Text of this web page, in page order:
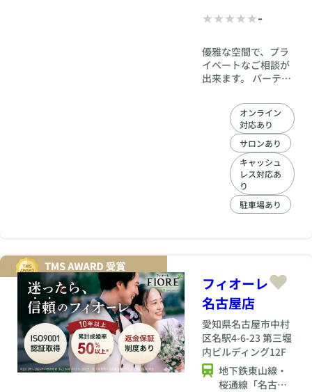
-
優雅な空間で、プラ
イベートなご相談が
出来ます。 パーティ
いイベントもサロン
で行なっています。
オンライン
対応あり
サロンあり
キャッシュ
レス対応あ
り
駐車場あり
フィオーレ
名古屋店
愛知県名古屋市中村
区名駅4-6-23 第三堀
内ビルディング12F
地下鉄東山線・
桜通線「名古